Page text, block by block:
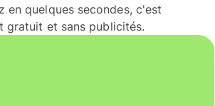
en quelques secondes, c'est
gratuit et sans publicités.